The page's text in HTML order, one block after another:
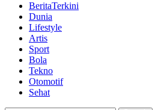
BeritaTerkini
Dunia
Lifestyle
Artis
Sport
Bola
Tekno
Otomotif
Sehat